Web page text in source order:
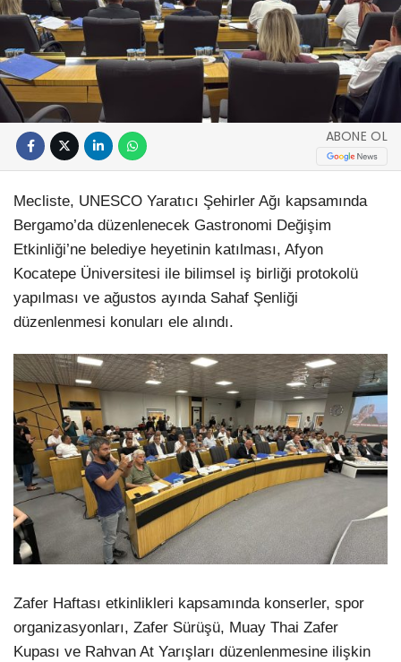
ABONE OL
Mecliste, UNESCO Yaratıcı Şehirler Ağı kapsamında
Bergamo’da düzenlenecek Gastronomi Değişim
Etkinliği’ne belediye heyetinin katılması, Afyon
Kocatepe Üniversitesi ile bilimsel iş birliği protokolü
yapılması ve ağustos ayında Sahaf Şenliği
düzenlenmesi konuları ele alındı.
Zafer Haftası etkinlikleri kapsamında konserler, spor
organizasyonları, Zafer Sürüşü, Muay Thai Zafer
Kupası ve Rahvan At Yarışları düzenlenmesine ilişkin